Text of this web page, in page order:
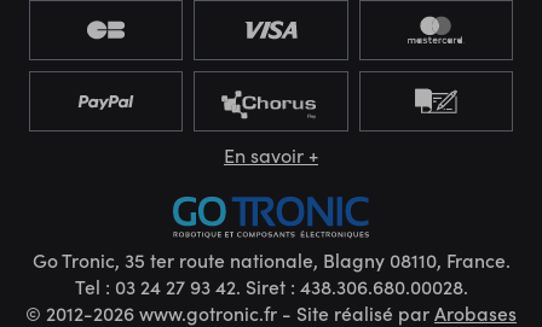
En savoir +
Go Tronic, 35 ter route nationale, Blagny 08110, France.
Tel : 03 24 27 93 42. Siret : 438.306.680.00028.
© 2012-2026 www.gotronic.fr - Site réalisé parArobases